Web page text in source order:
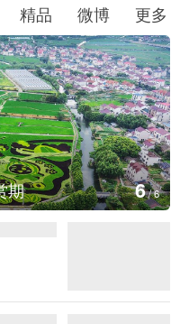
精品 微博 更多
图集
厄瓜多尔总统诺沃亚会
1/6